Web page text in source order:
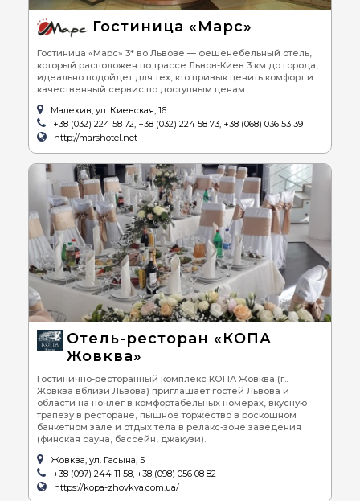
Гостиница «Марс»
Гостиница «Марс» 3* во Львове — фешенебельный отель,
который расположен по трассе Львов-Киев 3 км до города,
идеально подойдет для тех, кто привык ценить комфорт и
качественный сервис по доступным ценам.
Малехив, ул. Киевская, 16
+38 (032) 224 58 72, +38 (032) 224 58 73, +38 (068) 036 53 39
http://marshotel.net
Отель-ресторан «КОПА
Жовква»
Гостинично-ресторанный комплекс КОПА Жовква (г..
Жовква вблизи Львова) приглашает гостей Львова и
области на ночлег в комфортабельных номерах, вкусную
трапезу в ресторане, пышное торжество в роскошном
банкетном зале и отдых тела в релакс-зоне заведения
(финская сауна, бассейн, джакузи).
Жовква, ул. Гасына, 5
+38 (097) 244 11 58, +38 (098) 056 08 82
https://kopa-zhovkva.com.ua/